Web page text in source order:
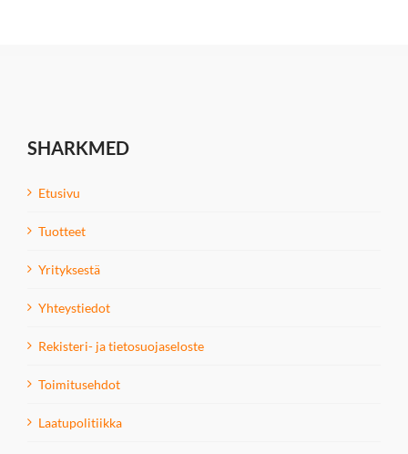
SHARKMED
Etusivu
Tuotteet
Yrityksestä
Yhteystiedot
Rekisteri- ja tietosuojaseloste
Toimitusehdot
Laatupolitiikka